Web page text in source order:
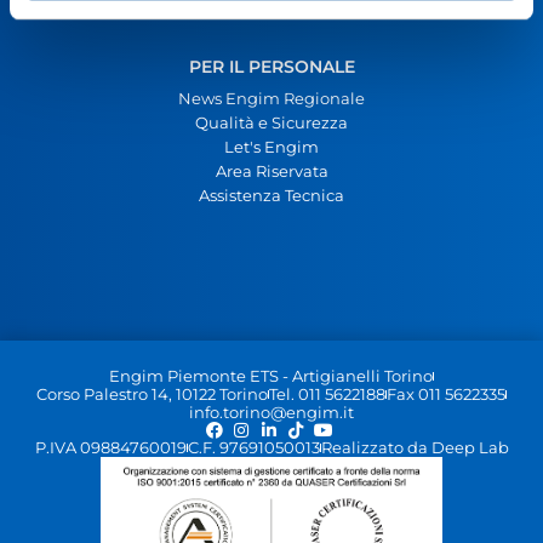
PER IL PERSONALE
News Engim Regionale
Qualità e Sicurezza
Let's Engim
Area Riservata
Assistenza Tecnica
Engim Piemonte ETS - Artigianelli Torino
Corso Palestro 14, 10122 TorinoTel. 011 5622188Fax 011 5622335
info.torino@engim.it
P.IVA 09884760019C.F. 97691050013Realizzato da Deep Lab